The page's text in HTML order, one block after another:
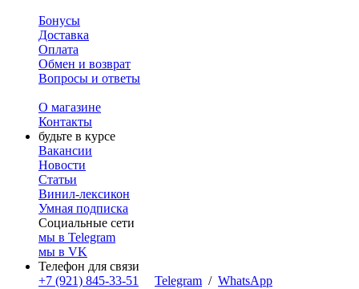
Бонусы
Доставка
Оплата
Обмен и возврат
Вопросы и ответы
О магазине
Контакты
будьте в курсе
Вакансии
Новости
Статьи
Винил-лексикон
Умная подписка
Социальные сети
мы в Telegram
мы в VK
Телефон для связи
+7 (921) 845-33-51
Telegram / WhatsApp